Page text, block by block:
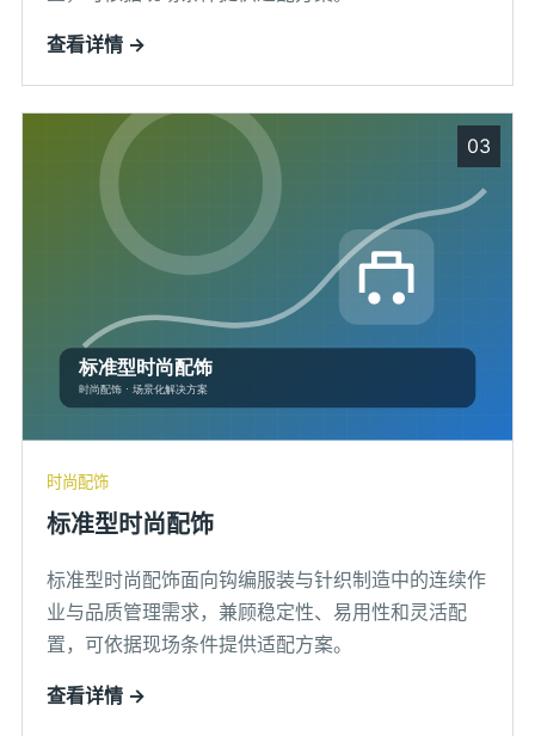
查看详情 →
03
时尚配饰
标准型时尚配饰
标准型时尚配饰面向钩编服装与针织制造中的连续作
业与品质管理需求，兼顾稳定性、易用性和灵活配
置，可依据现场条件提供适配方案。
查看详情 →